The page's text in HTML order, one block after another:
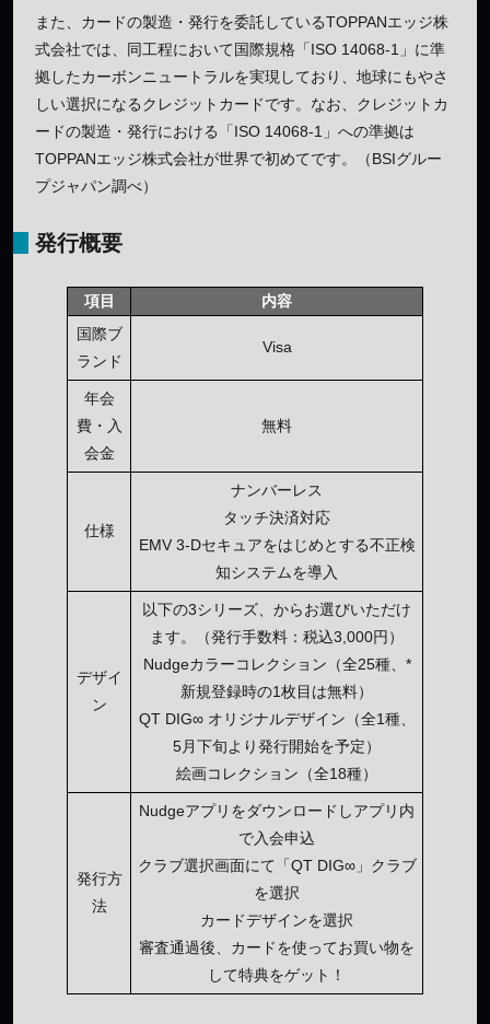
また、カードの製造・発行を委託しているTOPPANエッジ株
式会社では、同工程において国際規格「ISO 14068-1」に準
拠したカーボンニュートラルを実現しており、地球にもやさ
しい選択になるクレジットカードです。なお、クレジットカ
ードの製造・発行における「ISO 14068-1」への準拠は
TOPPANエッジ株式会社が世界で初めてです。（BSIグルー
プジャパン調べ）
発行概要
項目
内容
国際ブ
ランド
Visa
年会
費・入
会金
無料
仕様
ナンバーレス
タッチ決済対応
EMV 3-Dセキュアをはじめとする不正検
知システムを導入
デザイ
ン
以下の3シリーズ、からお選びいただけ
ます。（発行手数料：税込3,000円）
Nudgeカラーコレクション（全25種、*
新規登録時の1枚目は無料）
QT DIG∞ オリジナルデザイン（全1種、
5月下旬より発行開始を予定）
絵画コレクション（全18種）
発行方
法
Nudgeアプリをダウンロードしアプリ内
で入会申込
クラブ選択画面にて「QT DIG∞」クラブ
を選択
カードデザインを選択
審査通過後、カードを使ってお買い物を
して特典をゲット！